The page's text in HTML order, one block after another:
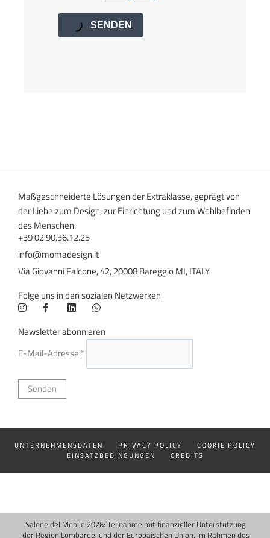
SENDEN
Maßgeschneiderte Lösungen der Extraklasse, geprägt von
der Liebe zum Design, zur Einrichtung und zum Wohlbefinden
des Menschen.
+39 02 90.36.12.25
info@momadesign.it
Via Giovanni Falcone, 42, 20008 Bareggio MI, ITALY
Folge uns in den sozialen Netzwerken
Newsletter abonnieren
E-Mail-Adresse:*
UNTERNEHMENSDATEN PRIVACY POLICY
COOKIE POLICY
EINSATZBEDINGUNGEN
CREDITS
Salone del Mobile 2026: Teilnahme mit finanzieller Unterstützung
der Region Lombardei und der Europäischen Union, im Rahmen des